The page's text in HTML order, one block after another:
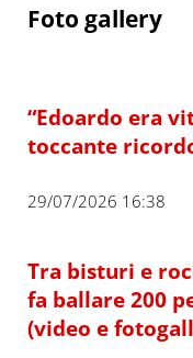
Foto gallery
“Edoardo era
toccante
29/07/2026 16:38
Tra bisturi e
fa ballare 200
(video e